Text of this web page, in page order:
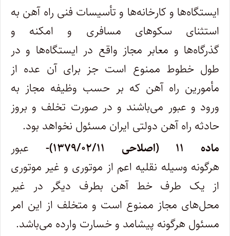
ایستگاه‌ها و کارخانه‌ها و تأسیسات فنی راه آهن به
استثنای سکوهای مسافری و امکنه و
گذرگاه‌ها و معابر مجاز واقع در ایستگاه‌ها و در
طول خطوط ممنوع است جز برای آن عده از
مأمورین راه آهن که بر حسب وظیفه مجاز به
ورود و عبور می‌باشند و در صورت تخلف و بروز
حادثه راه آهن دولتی ایران مسئول نخواهد بود.
ماده ۱۱ (اصلاحی ۱۳۷۹/۰۲/۱۱)-
عبور
هرگونه وسیله نقلیه اعم از موتوری و غیر موتوری
از یک طرف خط آهن بطرف دیگر در غیر
محل‌های مجاز ممنوع است و متخلف از این امر
مسئول هرگونه پیشامد و خسارت وارده می‌باشد.